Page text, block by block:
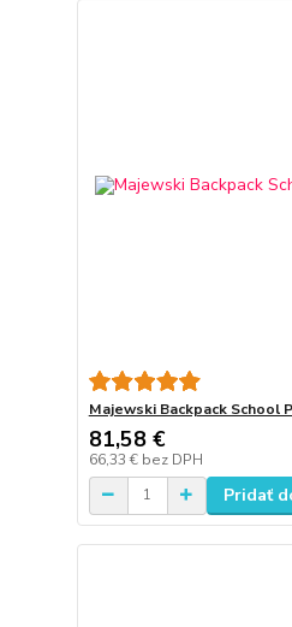
Majewski Backpack School
81,58 €
66,33 € bez DPH
Pridať